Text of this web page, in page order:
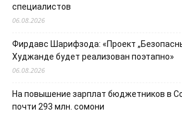
специалистов
06.08.2026
Фирдавс Шарифзода: «Проект
Худжанде будет реализован поэтапно»
06.08.2026
На повышение зарплат бюджетников в
почти 293 млн. сомони